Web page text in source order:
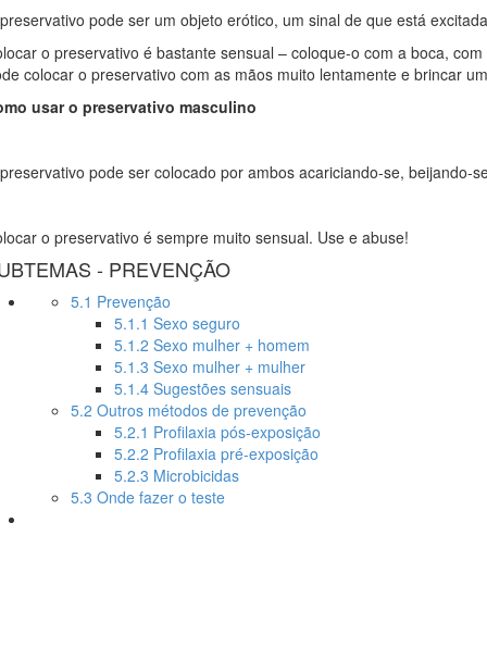
pode ser um objeto erótico, um sinal de que está
o preservativo é bastante sensual – coloque-o com a boca,
colocar o preservativo com as mãos muito lentamente e brincar
usar o preservativo masculino
pode ser colocado por ambos acariciando-se,
o preservativo é sempre muito sensual. Use e abuse!
- PREVENÇÃO
5.1 Prevenção
5.1.1 Sexo seguro
5.1.2 Sexo mulher + homem
5.1.3 Sexo mulher + mulher
5.1.4 Sugestões sensuais
5.2 Outros métodos de prevenção
5.2.1 Profilaxia pós-exposição
5.2.2 Profilaxia pré-exposição
5.2.3 Microbicidas
5.3 Onde fazer o teste